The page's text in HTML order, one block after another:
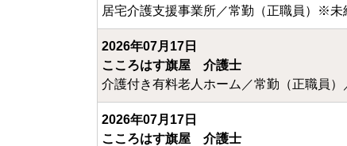
居宅介護支援事業所／常勤（正職員）※未
2026年07月17日
こころはす旗屋 介護士
介護付き有料老人ホーム／常勤（正職員
2026年07月17日
こころはす旗屋 介護士